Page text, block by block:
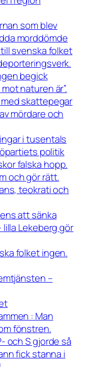
som blev
morddömde
svenska folket
begick
naturen är”.
skattepegar
mördare och
i tusentals
politik
falska hopp.
och gör rätt.
teokrati och
att sänka
lilla Lekeberg gör
folket ingen.
–
: Man
fönstren.
och S gjorde så
fick stanna i